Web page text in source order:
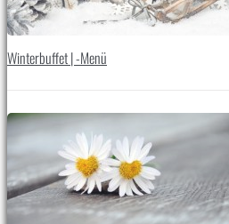
Winterbuffet | -Menü